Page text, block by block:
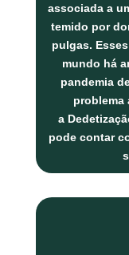
associada a
temido por
pulgas.
mundo há
pandemia
problema
a
pode contar